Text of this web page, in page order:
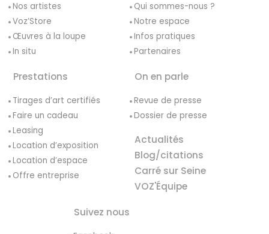
Nos artistes
Voz’Store
Œuvres à la loupe
In situ
Qui sommes-nous ?
Notre espace
Infos pratiques
Partenaires
Prestations
Tirages d’art certifiés
Faire un cadeau
Leasing
Location d’exposition
Location d’espace
Offre entreprise
On en parle
Revue de presse
Dossier de presse
Actualités
Blog/citations
Carré sur Seine
VOZ'Équipe
Suivez nous